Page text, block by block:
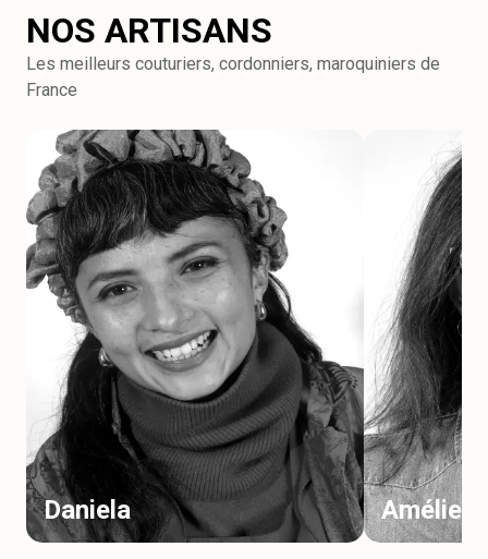
NOS ARTISANS
Les meilleurs couturiers, cordonniers, maroquiniers de
France
Daniela Amélie